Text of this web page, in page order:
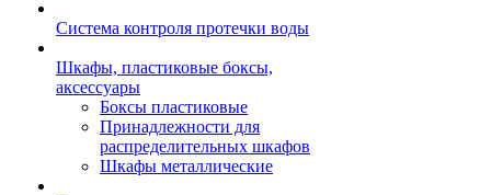
Система контроля протечки воды
Шкафы, пластиковые боксы,
аксессуары
Боксы пластиковые
Принадлежности для
распределительных шкафов
Шкафы металлические